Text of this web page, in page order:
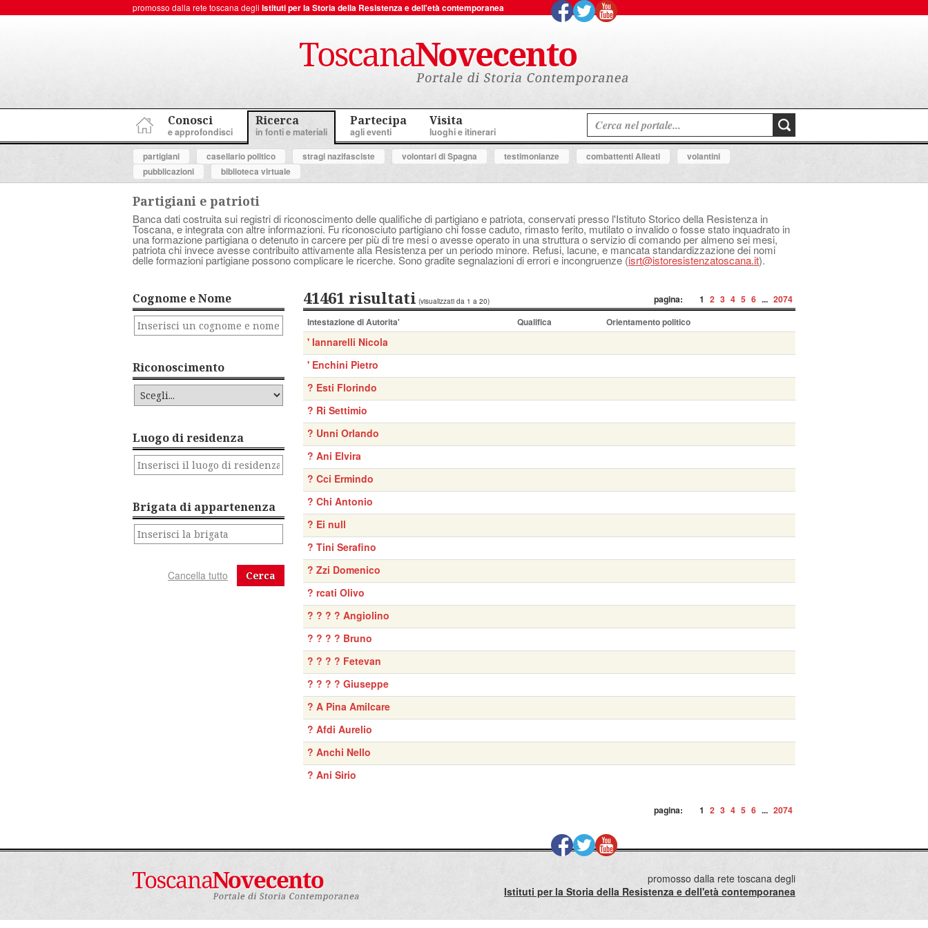
promosso dalla rete toscana degli Istituti per la Storia della Resistenza e dell'età contemporanea
Conosci
e approfondisci
Ricerca
in fonti e materiali
Partecipa
agli eventi
Visita
luoghi e itinerari
partigiani
casellario politico stragi nazifasciste volontari di Spagna testimonianze combattenti Alleati
volantini
pubblicazioni
biblioteca virtuale
Partigiani e patrioti
Banca dati costruita sui registri di riconoscimento delle qualifiche di partigiano e patriota, conservati presso l'Istituto Storico della Resistenza in
Toscana, e integrata con altre informazioni. Fu riconosciuto partigiano chi fosse caduto, rimasto ferito, mutilato o invalido o fosse stato inquadrato in
una formazione partigiana o detenuto in carcere per più di tre mesi o avesse operato in una struttura o servizio di comando per almeno sei mesi,
patriota chi invece avesse contribuito attivamente alla Resistenza per un periodo minore. Refusi, lacune, e mancata standardizzazione dei nomi
delle formazioni partigiane possono complicare le ricerche. Sono gradite segnalazioni di errori e incongruenze (isrt@istoresistenzatoscana.it).
Cognome e Nome
Riconoscimento
Luogo di residenza
Brigata di appartenenza
Cerca
pagina: 1 2 3 4 5 6 ... 2074
41461 risultati (visualizzati da 1 a 20)
Intestazione di Autorita' Qualifica Orientamento politico
' Iannarelli Nicola
' Enchini Pietro
? Esti Florindo
? Ri Settimio
? Unni Orlando
? Ani Elvira
? Cci Ermindo
? Chi Antonio
? Ei null
? Tini Serafino
? Zzi Domenico
? rcati Olivo
? ? ? ? Angiolino
? ? ? ? Bruno
? ? ? ? Fetevan
? ? ? ? Giuseppe
? A Pina Amilcare
? Afdi Aurelio
? Anchi Nello
? Ani Sirio
pagina: 1 2 3 4 5 6 ... 2074
promosso dalla rete toscana degli
Istituti per la Storia della Resistenza e dell'età contemporanea